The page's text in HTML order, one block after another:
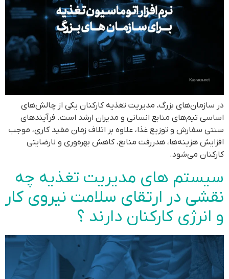
در سازمان‌های بزرگ، مدیریت تغذیه کارکنان یکی از چالش‌های
اساسی تیم‌های منابع انسانی و مدیران ارشد است. فرآیندهای
سنتی سفارش و توزیع غذا، علاوه بر اتلاف زمان مفید کاری، موجب
افزایش هزینه‌ها، هدررفت منابع، کاهش بهره‌وری و نارضایتی
کارکنان می‌شود.
سیستم های مدیریت تغذیه چه
نقشی در ارتقای سلامت نیروی کار
و انرژی کارکنان دارند ؟